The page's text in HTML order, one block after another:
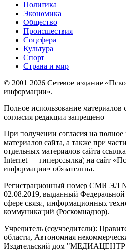
Политика
Экономика
Общество
Происшествия
Соцсфера
Культура
Спорт
Страна и мир
© 2001-2026 Сетевое издание
информации».
Полное использование материалов
согласия редакции запрещено.
При получении согласия на полное
материалов сайта, а также при
отдельных материалов сайта
Internet — гиперссылка) на сайт
информации» обязательна.
Регистрационный номер СМИ ЭЛ
02.08.2019, выданный Федеральной
сфере связи, информационных
коммуникаций (Роскомнадзор).
Учредитель (соучредители):
области, Автономная
Издательский дом "МЕДИАЦЕНТР